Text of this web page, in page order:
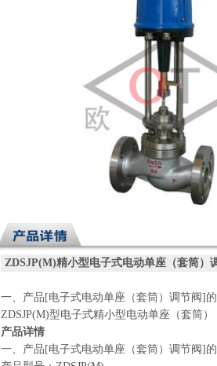
ZDSJP(M)精小型电子式电动单座（套筒）
一、产品 [电子式电动单座（套筒）调节阀]
ZDSJP(M)型电子式精小型电动单座（套筒）
产品详情
一、产品 [电子式电动单座（套筒）调节阀]